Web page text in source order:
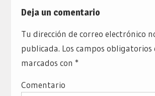
Deja un comentario
Tu dirección de correo electrónico
publicada. Los campos obligatorios
marcados con *
Comentario